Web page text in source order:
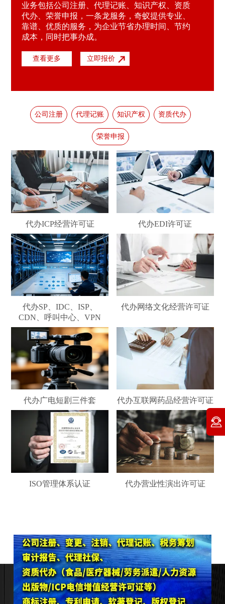
业务包括公司注册、代理记账、知识产权、资质
代办、荣誉申报，一条龙服务，奇蚁提供专业、
靠谱、优质的服务，为企业节省办理时间、节约
成本，同时把事办成。
查看更多 立即报价
公司注册 代理记账 知识产权 资质代办
荣誉申报
代办ICP经营许可证 代办EDI许可证
代办SP、IDC、ISP、
CDN、呼叫中心、VPN
代办网络文化经营许可证
代办广电短剧三件套 代办互联网药品经营许可证
ISO管理体系认证 代办营业性演出许可证